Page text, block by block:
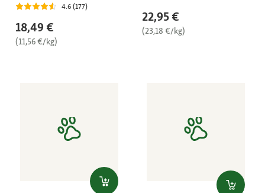
4.6 (177)
18,49 €
(11,56 €/kg)
22,95 €
(23,18 €/kg)